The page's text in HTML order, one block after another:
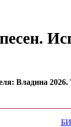
Владина